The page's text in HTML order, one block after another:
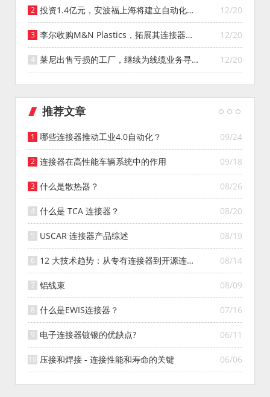
12/20
投资1.4亿元，安波福上海将建立自动化智
能仓库
12/20
李尔收购M&N Plastics，拓展其连接器系
统业务
12/20
莱尼出售亏损的工厂，继续为线缆业务寻找
投资者
推荐文章
09/24
哪些连接器推动工业4.0自动化？
09/18
连接器在高性能车辆系统中的作用
08/26
什么是散热器？
08/20
什么是 TCA 连接器？
08/19
USCAR 连接器产品综述
08/14
12 大技术趋势：从专有连接器到开源连接
器的演变
08/09
铝线束
07/16
什么是EWIS连接器？
06/11
电子连接器镀银的优缺点?
06/06
压接和焊接 - 连接性能和寿命的关键